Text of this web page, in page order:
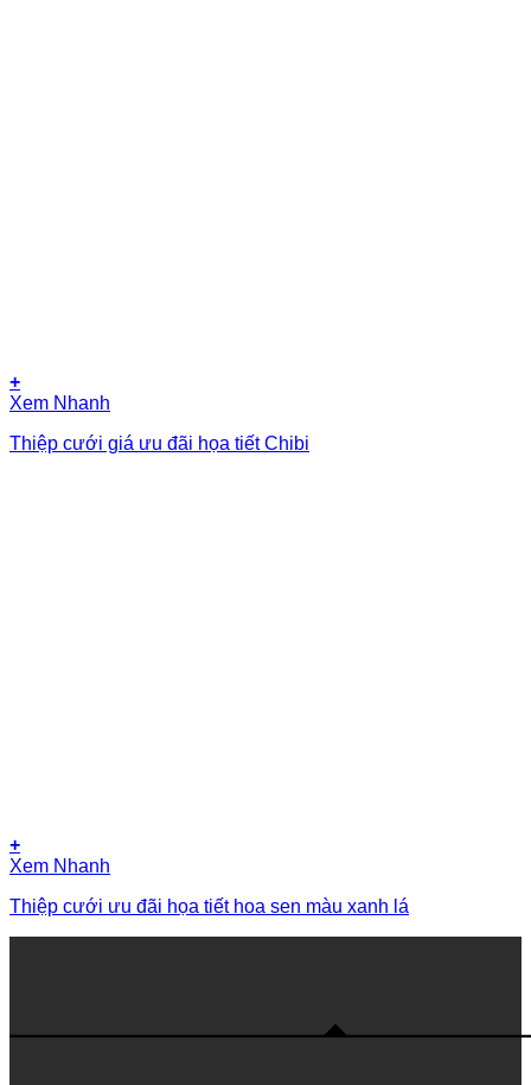
+
Xem Nhanh
Thiệp cưới giá ưu đãi họa tiết Chibi
+
Xem Nhanh
Thiệp cưới ưu đãi họa tiết hoa sen màu xanh lá